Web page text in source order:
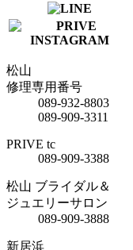
松山
修理専用番号
089-932-8803
089-909-3311
PRIVE tc
089-909-3388
松山 ブライダル＆
ジュエリーサロン
089-909-3888
新居浜